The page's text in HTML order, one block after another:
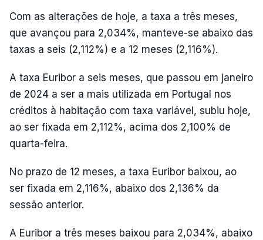
Com as alterações de hoje, a taxa a três meses,
que avançou para 2,034%, manteve-se abaixo das
taxas a seis (2,112%) e a 12 meses (2,116%).
A taxa Euribor a seis meses, que passou em janeiro
de 2024 a ser a mais utilizada em Portugal nos
créditos à habitação com taxa variável, subiu hoje,
ao ser fixada em 2,112%, acima dos 2,100% de
quarta-feira.
No prazo de 12 meses, a taxa Euribor baixou, ao
ser fixada em 2,116%, abaixo dos 2,136% da
sessão anterior.
A Euribor a três meses baixou para 2,034%, abaixo